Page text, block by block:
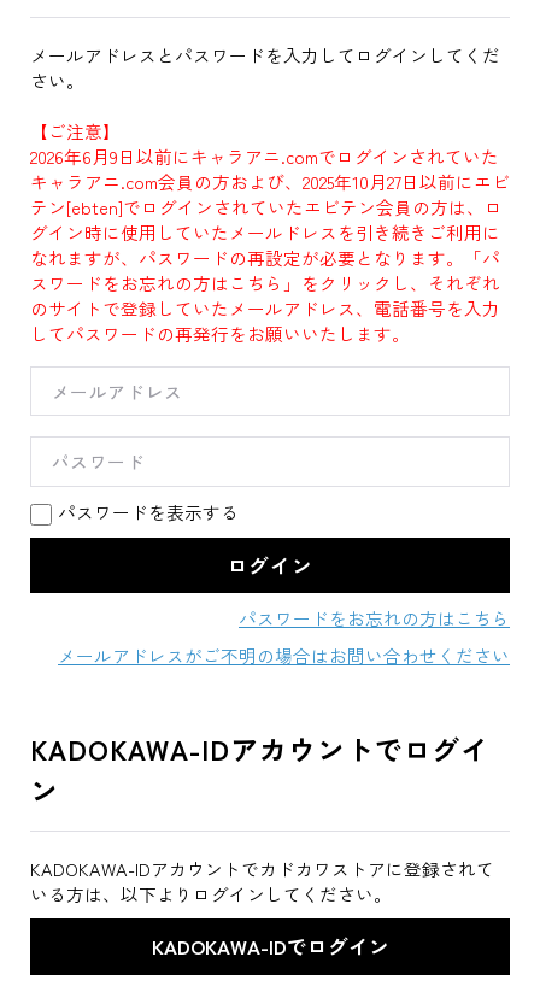
メールアドレスとパスワードを入力してログインしてくだ
さい。
【ご注意】
2026年6月9日以前にキャラアニ.comでログインされていた
キャラアニ.com会員の方および、2025年10月27日以前にエビ
テン[ebten]でログインされていたエビテン会員の方は、ロ
グイン時に使用していたメールドレスを引き続きご利用に
なれますが、パスワードの再設定が必要となります。「パ
スワードをお忘れの方はこちら」をクリックし、それぞれ
のサイトで登録していたメールアドレス、電話番号を入力
してパスワードの再発行をお願いいたします。
パスワードを表示する
パスワードをお忘れの方はこちら
メールアドレスがご不明の場合はお問い合わせください
KADOKAWA-IDアカウントでログイ
ン
KADOKAWA-IDアカウントでカドカワストアに登録されて
いる方は、以下よりログインしてください。